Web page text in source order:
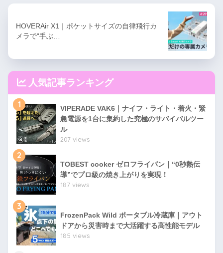
HOVERAir X1｜ポケットサイズの自律飛行カ
メラで“手ぶ…
人気記事ランキング
1
VIPERADE VAK6｜ナイフ・ライト・着火・緊
急電源を1台に集約した究極のサバイバルツー
ル
207 views
2
TOBEST cooker ゼロフライパン｜“0秒熱伝
導”でプロ級の焼き上がりを実現！
187 views
3
FrozenPack Wild ポータブル冷蔵庫｜アウト
ドアから災害時まで大活躍する高性能モデル
185 views